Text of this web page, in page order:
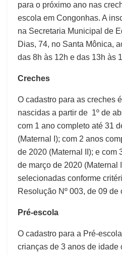
para o próximo ano nas
escola em Congonhas. A
na Secretaria Municipal de
Dias, 74, no Santa Mônica,
das 8h às 12h e das 13h às
Creches
O cadastro para as creches
nascidas a partir de 1º de
com 1 ano completo até 31
(Maternal I); com 2 anos
de 2020 (Maternal II); e com
de março de 2020 (Maternal
selecionadas conforme
Resolução Nº 003, de 09 de
Pré-escola
O cadastro para a Pré-
crianças de 3 anos de idade